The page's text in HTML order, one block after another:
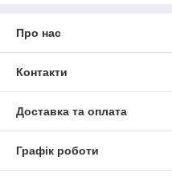
Про нас
Контакти
Доставка та оплата
Графік роботи